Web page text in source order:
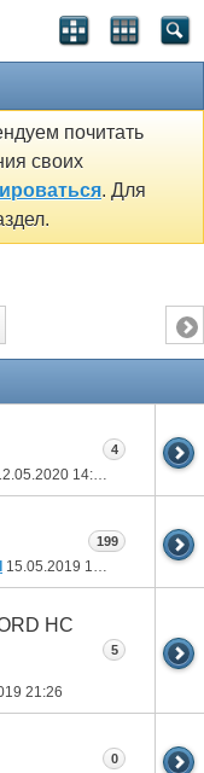
почитать
своих
. Для
14:01
4
15.05.2019 16:59
199
HC
21:26
5
0